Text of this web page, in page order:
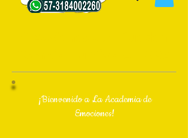
¡Bienvenido a La Academia de
Emociones!